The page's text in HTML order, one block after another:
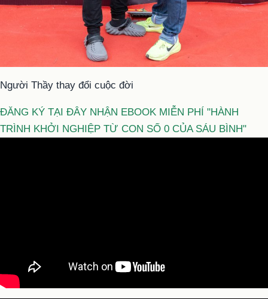
Người Thầy thay đổi cuộc đời
ĐĂNG KÝ TẠI ĐÂY NHẬN EBOOK MIỄN PHÍ "HÀNH
TRÌNH KHỞI NGHIỆP TỪ CON SỐ 0 CỦA SÁU BÌNH"